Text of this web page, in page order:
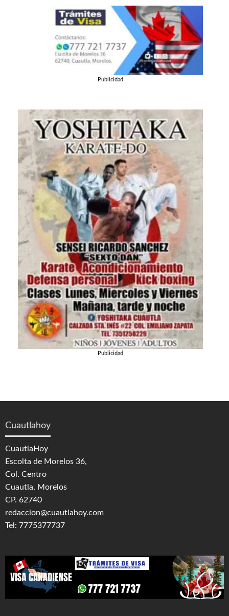
Publicidad
Publicidad
Cuautlahoy
CuautlaHoy
Escolta de Morelos 36,
Col. Centro
Cuautla, Morelos
CP. 62740
redaccion@cuautlahoy.com
Tel: 7775377737